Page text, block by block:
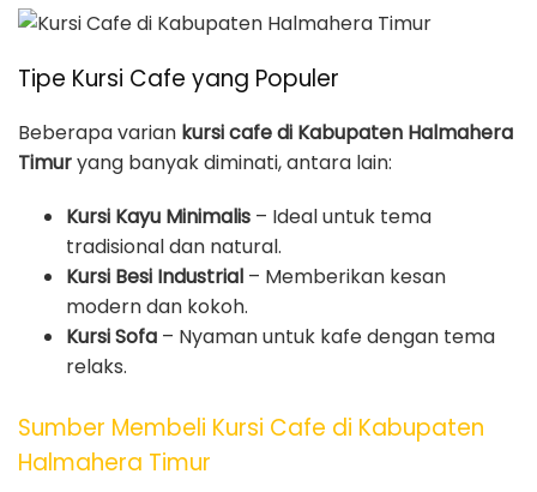
Tipe Kursi Cafe yang Populer
Beberapa varian kursi cafe di Kabupaten Halmahera
Timuryang banyak diminati, antara lain:
Kursi Kayu Minimalis – Ideal untuk tema
tradisional dan natural.
Kursi Besi Industrial – Memberikan kesan
modern dan kokoh.
Kursi Sofa – Nyaman untuk kafe dengan tema
relaks.
Sumber Membeli Kursi Cafe di Kabupaten
Halmahera Timur